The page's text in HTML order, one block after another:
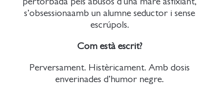
s’obsessionaamb un alumne seductor i sense
escrúpols.
Com està escrit?
Perversament. Histèricament. Amb dosis
enverinades d’humor negre.